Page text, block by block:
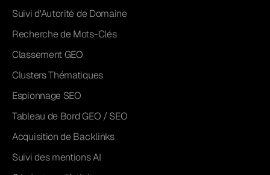
Suivi d'Autorité de Domaine
Recherche de Mots-Clés
Classement GEO
Clusters Thématiques
Espionnage SEO
Tableau de Bord GEO / SEO
Acquisition de Backlinks
Suivi des mentions AI